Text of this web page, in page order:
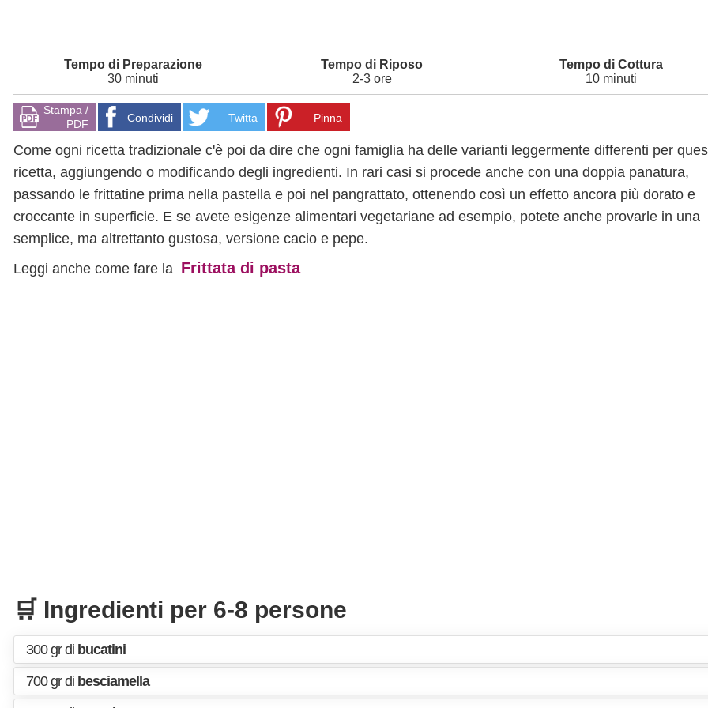
30 minuti 2-3 ore 10 minuti
Stampa /
PDF
Condividi Twitta Pinna
Come ogni ricetta tradizionale c'è poi da dire che ogni famiglia ha delle varianti leggermente differenti per
ricetta, aggiungendo o modificando degli ingredienti. In rari casi si procede anche con una doppia panatura,
passando le frittatine prima nella pastella e poi nel pangrattato, ottenendo così un effetto ancora più dorato e
croccante in superficie. E se avete esigenze alimentari vegetariane ad esempio, potete anche provarle in una
semplice, ma altrettanto gustosa, versione cacio e pepe.
Leggi anche come fare la Frittata di pasta
🛒 Ingredienti per 6-8 persone
300 gr di bucatini
700 gr di besciamella